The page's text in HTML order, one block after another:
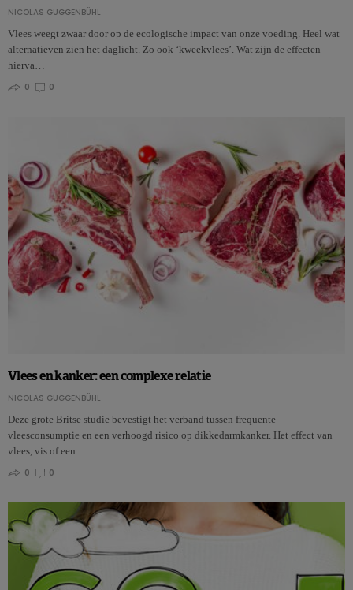
NICOLAS GUGGENBÜHL
Vlees weegt zwaar door op de ecologische impact van onze voeding. Heel wat
alternatieven zien het daglicht. Zo ook ‘kweekvlees’. Wat zijn de effecten
hierva…
0
0
Vlees en kanker: een complexe relatie
NICOLAS GUGGENBÜHL
Deze grote Britse studie bevestigt het verband tussen frequente
vleesconsumptie en een verhoogd risico op dikkedarmkanker. Het effect van
vlees, vis of een …
0
0